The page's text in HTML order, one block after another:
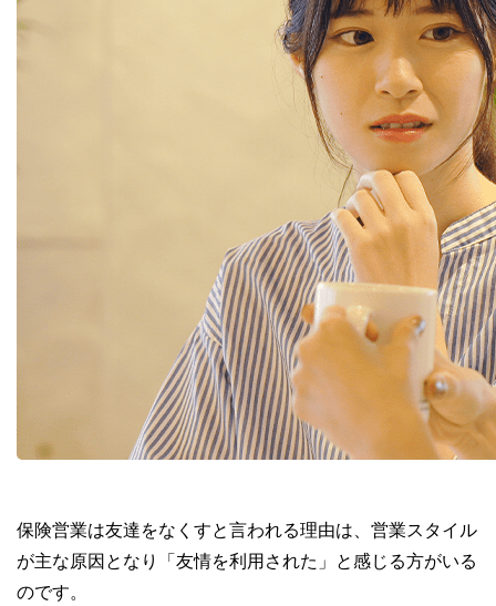
保険営業は友達をなくすと言われる理由は、営業スタイル
が主な原因となり「友情を利用された」と感じる方がいる
のです。